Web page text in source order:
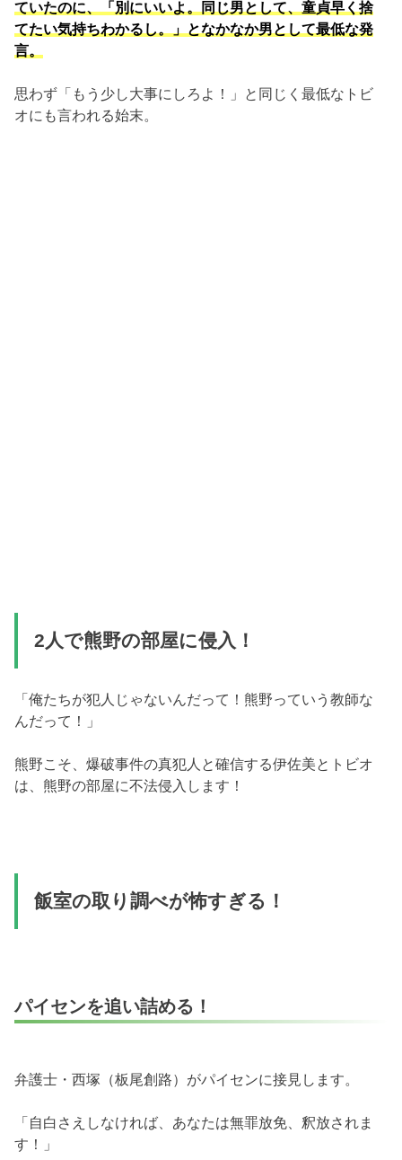
ていたのに、「別にいいよ。同じ男として、童貞早く捨
てたい気持ちわかるし。」となかなか男として最低な発
言。
思わず「もう少し大事にしろよ！」と同じく最低なトビ
オにも言われる始末。
2人で熊野の部屋に侵入！
「俺たちが犯人じゃないんだって！熊野っていう教師な
んだって！」
熊野こそ、爆破事件の真犯人と確信する伊佐美とトビオ
は、熊野の部屋に不法侵入します！
飯室の取り調べが怖すぎる！
パイセンを追い詰める！
弁護士・西塚（板尾創路）がパイセンに接見します。
「自白さえしなければ、あなたは無罪放免、釈放されま
す！」